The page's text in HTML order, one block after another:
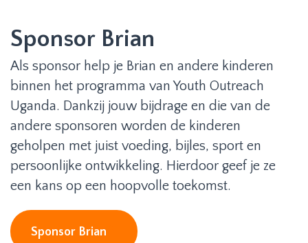
Sponsor Brian
Als sponsor help je Brian en andere kinderen
binnen het programma van Youth Outreach
Uganda. Dankzij jouw bijdrage en die van de
andere sponsoren worden de kinderen
geholpen met juist voeding, bijles, sport en
persoonlijke ontwikkeling. Hierdoor geef je ze
een kans op een hoopvolle toekomst.
Sponsor Brian